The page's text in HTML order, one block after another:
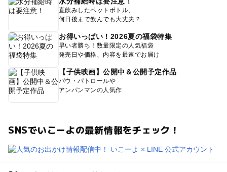
直飲みしたペットボトル、
何日後まで飲んでも大丈夫？
お得いっぱい！2026夏の福袋特集
早い者勝ち！数量限定の人気福袋
発売日や価格、内容を最速でお届け
【子供映画】公開中＆公開予定作品
パウ・パトロールや
アンパンマンの人気作
SNSでいこーよの最新情報をチェック！